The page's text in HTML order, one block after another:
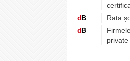
dB
Rata
dB